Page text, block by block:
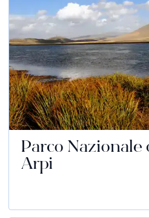
Parco Nazionale
Arpi